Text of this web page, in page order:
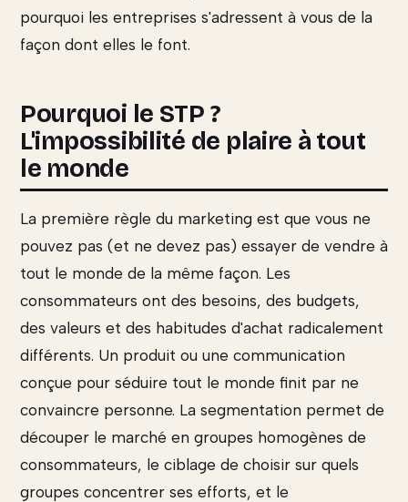
pourquoi les entreprises s'adressent à vous de la
façon dont elles le font.
Pourquoi le STP ?
L'impossibilité de plaire à tout
le monde
La première règle du marketing est que vous ne
pouvez pas (et ne devez pas) essayer de vendre à
tout le monde de la même façon. Les
consommateurs ont des besoins, des budgets,
des valeurs et des habitudes d'achat radicalement
différents. Un produit ou une communication
conçue pour séduire tout le monde finit par ne
convaincre personne. La segmentation permet de
découper le marché en groupes homogènes de
consommateurs, le ciblage de choisir sur quels
groupes concentrer ses efforts, et le